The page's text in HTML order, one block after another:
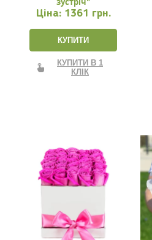
Ціна: 1361 грн.
КУПИТИ
КУПИТИ В 1
КЛІК